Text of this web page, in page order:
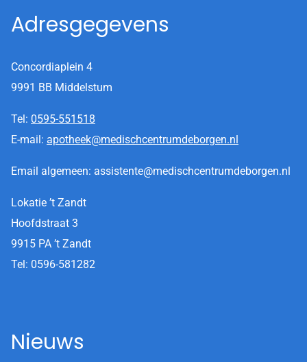
Adresgegevens
Concordiaplein 4
9991 BB Middelstum
Tel: 0595-551518
E-mail: apotheek@medischcentrumdeborgen.nl
Email algemeen: assistente@medischcentrumdeborgen.nl
Lokatie ’t Zandt
Hoofdstraat 3
9915 PA ’t Zandt
Tel: 0596-581282
Nieuws